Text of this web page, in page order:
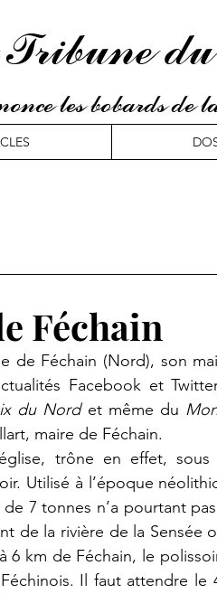
les bobards
Féchain
de Féchain (Nord), son
Facebook et
du Nord et même du
maire de Féchain.
trône en effet,
Utilisé à l’époque
7 tonnes n’a pourtant
de la rivière de la Sensée
6 km de Féchain, le
Il faut attendre le